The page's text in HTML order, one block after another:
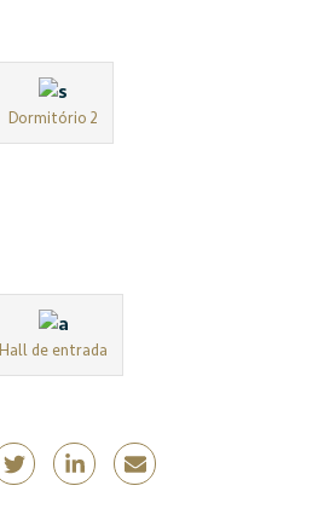
Dormitório 2
Hall de entrada